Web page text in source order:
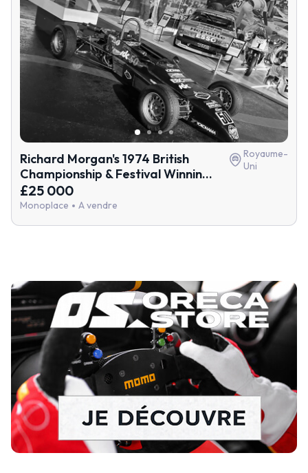
Richard Morgan's 1974 British
Championship & Festival Winnin...
Royaume-
Uni
£25 000
Monoplace A vendre